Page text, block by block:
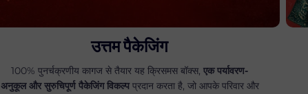
उत्तम पैकेजिंग
100% पुनर्चक्रणीय कागज से तैयार यह क्रिसमस बॉक्स, एक पर्यावरण-
अनुकूल और सुरुचिपूर्ण पैकेजिंग विकल्पप्रदान करता है, जो आपके परिवार और